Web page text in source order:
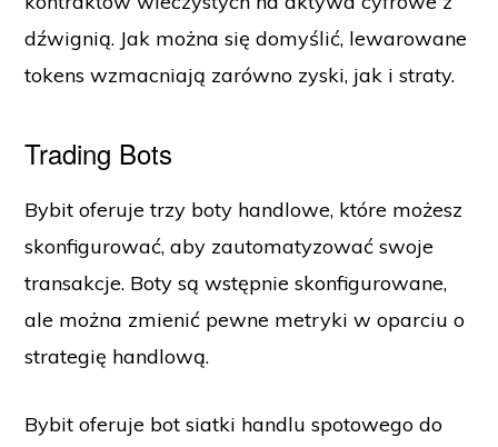
dźwignią. Jak można się domyślić, lewarowane
tokens wzmacniają zarówno zyski, jak i straty.
Trading Bots
Bybit oferuje trzy boty handlowe, które możesz
skonfigurować, aby zautomatyzować swoje
transakcje. Boty są wstępnie skonfigurowane,
ale można zmienić pewne metryki w oparciu o
strategię handlową.
Bybit oferuje bot siatki handlu spotowego do